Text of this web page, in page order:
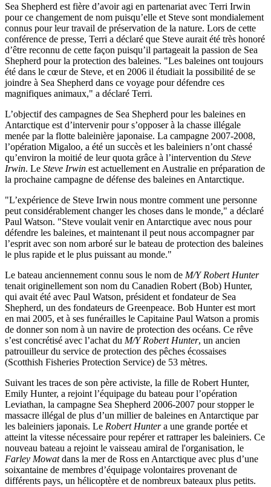
Sea Shepherd est fière d’avoir agi en partenariat avec Terri Irwin
pour ce changement de nom puisqu’elle et Steve sont mondialement
connus pour leur travail de préservation de la nature. Lors de cette
conférence de presse, Terri a déclaré que Steve aurait été très honoré
d’être reconnu de cette façon puisqu’il partageait la passion de Sea
Shepherd pour la protection des baleines. "Les baleines ont toujours
été dans le cœur de Steve, et en 2006 il étudiait la possibilité de se
joindre à Sea Shepherd dans ce voyage pour défendre ces
magnifiques animaux," a déclaré Terri.
L’objectif des campagnes de Sea Shepherd pour les baleines en
Antarctique est d’intervenir pour s’opposer à la chasse illégale
menée par la flotte baleinière japonaise. La campagne 2007-2008,
l’opération Migaloo, a été un succès et les baleiniers n’ont chassé
qu’environ la moitié de leur quota grâce à l’intervention du Steve
Irwin. Le Steve Irwin est actuellement en Australie en préparation de
la prochaine campagne de défense des baleines en Antarctique.
"L’expérience de Steve Irwin nous montre comment une personne
peut considérablement changer les choses dans le monde," a déclaré
Paul Watson. "Steve voulait venir en Antarctique avec nous pour
défendre les baleines, et maintenant il peut nous accompagner par
l’esprit avec son nom arboré sur le bateau de protection des baleines
le plus rapide et le plus puissant au monde."
Le bateau anciennement connu sous le nom de M/Y Robert Hunter
tenait originellement son nom du Canadien Robert (Bob) Hunter,
qui avait été avec Paul Watson, président et fondateur de Sea
Shepherd, un des fondateurs de Greenpeace. Bob Hunter est mort
en mai 2005, et à ses funérailles le Capitaine Paul Watson a promis
de donner son nom à un navire de protection des océans. Ce rêve
s’est concrétisé avec l’achat du M/Y Robert Hunter, un ancien
patrouilleur du service de protection des pêches écossaises
(Scotthish Fisheries Protection Service) de 53 mètres.
Suivant les traces de son père activiste, la fille de Robert Hunter,
Emily Hunter, a rejoint l’équipage du bateau pour l’opération
Leviathan, la campagne Sea Shepherd 2006-2007 pour stopper le
massacre illégal de plus d’un millier de baleines en Antarctique par
les baleiniers japonais. Le Robert Huntera une grande portée et
atteint la vitesse nécessaire pour repérer et rattraper les baleiniers. Ce
nouveau bateau a rejoint le vaisseau amiral de l'organisation, le
Farley Mowatdans la mer de Ross en Antarctique avec plus d’une
soixantaine de membres d’équipage volontaires provenant de
différents pays, un hélicoptère et de nombreux bateaux plus petits.